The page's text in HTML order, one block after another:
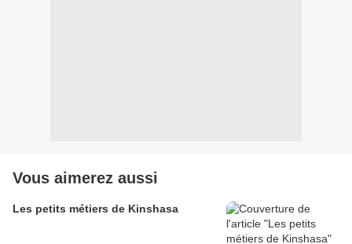
Vous aimerez aussi
Les petits métiers de Kinshasa